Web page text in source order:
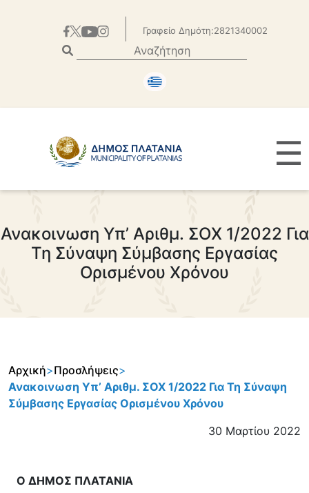
Γραφείο Δημότη:2821340002
☰
Ανακοινωση Υπ’ Αριθμ. ΣΟΧ 1/2022 Για
Τη Σύναψη Σύμβασης Εργασίας
Ορισμένου Χρόνου
Αρχική>Προσλήψεις>
Ανακοινωση Υπ’ Αριθμ. ΣΟΧ 1/2022 Για Τη Σύναψη
Σύμβασης Εργασίας Ορισμένου Χρόνου
30 Μαρτίου 2022
Ο ΔΗΜΟΣ ΠΛΑΤΑΝΙΑ